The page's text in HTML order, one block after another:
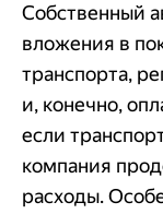
Собственный
вложения в
транспорта,
и, конечно,
если
компания
расходы.